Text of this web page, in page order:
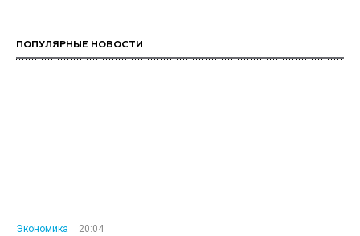
ПОПУЛЯРНЫЕ НОВОСТИ
Экономика
20:04